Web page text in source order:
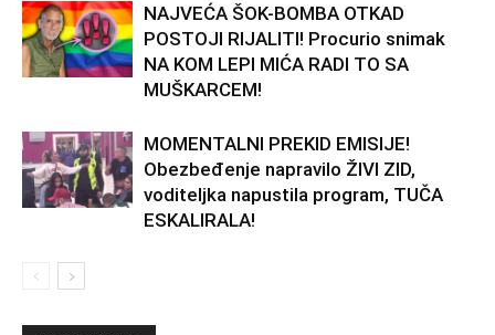
NAJVEĆA ŠOK-BOMBA OTKAD
POSTOJI RIJALITI! Procurio snimak
NA KOM LEPI MIĆA RADI TO SA
MUŠKARCEM!
MOMENTALNI PREKID EMISIJE!
Obezbeđenje napravilo ŽIVI ZID,
voditeljka napustila program, TUČA
ESKALIRALA!